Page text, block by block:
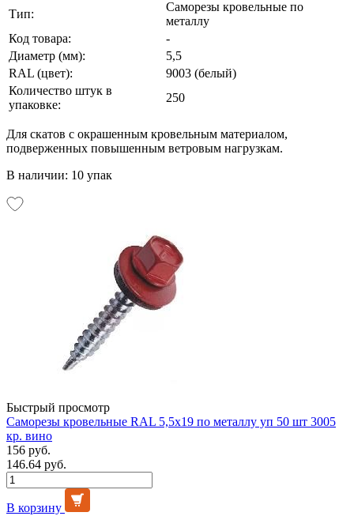
Тип:
Саморезы кровельные по
металлу
Код товара:
-
Диаметр (мм):
5,5
RAL (цвет):
9003 (белый)
Количество штук в
упаковке:
250
Для скатов с окрашенным кровельным материалом,
подверженных повышенным ветровым нагрузкам.
В наличии: 10 упак
Быстрый просмотр
Саморезы кровельные RAL 5,5х19 по металлу уп 50 шт 3005
кр. вино
156 руб.
146.64 руб.
В корзину